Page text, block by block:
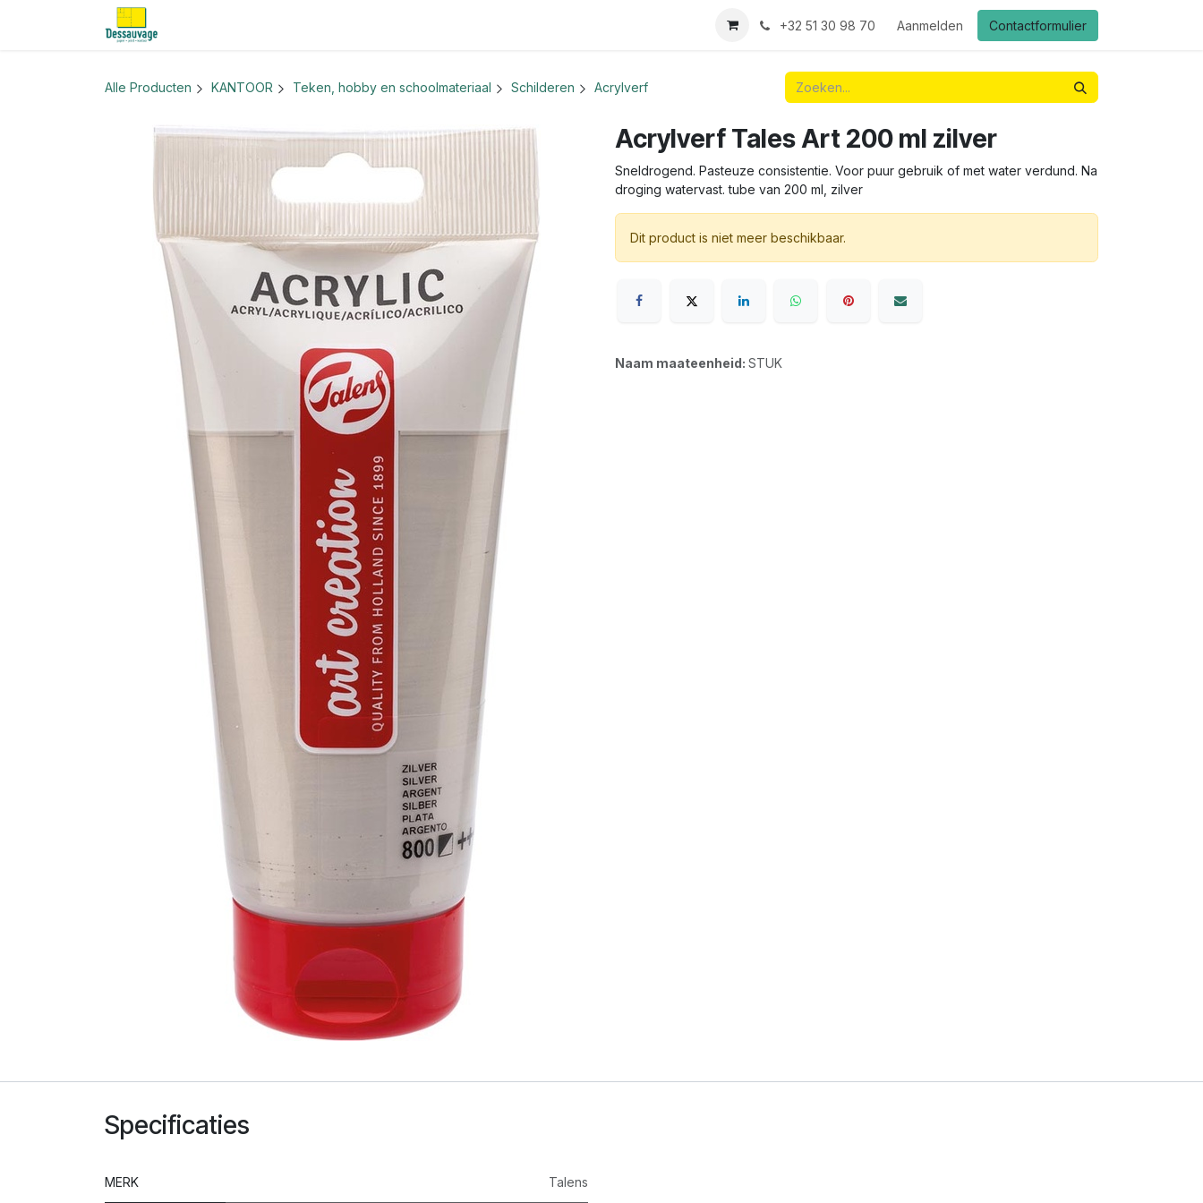
Overslaan naar inhoud
+32 51 30 98 70 Aanmelden Contactformulier
Alle Producten KANTOOR Teken, hobby en schoolmateriaal Schilderen Acrylverf
Acrylverf Tales Art 200 ml zilver
Sneldrogend. Pasteuze consistentie. Voor puur gebruik of met water verdund. Na
droging watervast. tube van 200 ml, zilver
Dit product is niet meer beschikbaar.
Naam maateenheid: STUK
Specificaties
MERK Talens